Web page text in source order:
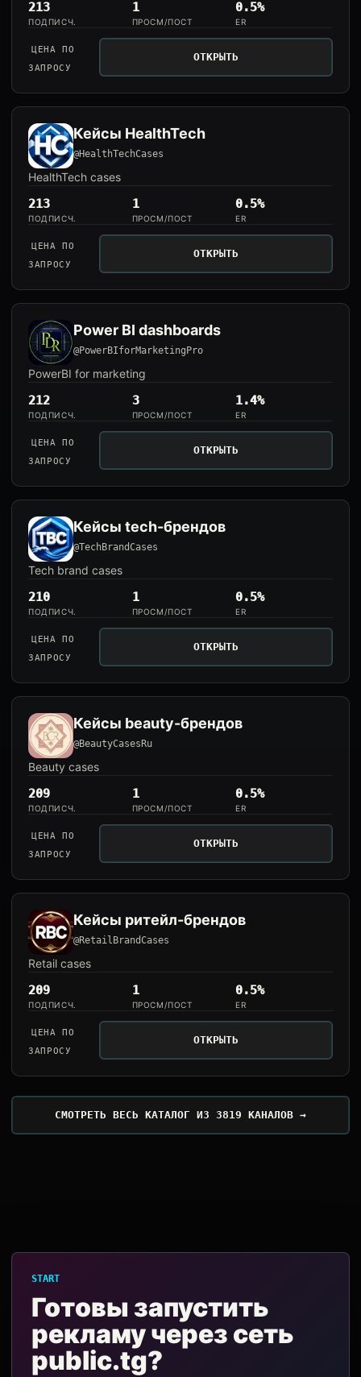
213
ПОДПИСЧ.
1
ПРОСМ/ПОСТ
0.5%
ER
ЦЕНА ПО
ЗАПРОСУ
ОТКРЫТЬ
Кейсы HealthTech
@HealthTechCases
HealthTech cases
213
ПОДПИСЧ.
1
ПРОСМ/ПОСТ
0.5%
ER
ЦЕНА ПО
ЗАПРОСУ
ОТКРЫТЬ
Power BI dashboards
@PowerBIforMarketingPro
PowerBI for marketing
212
ПОДПИСЧ.
3
ПРОСМ/ПОСТ
1.4%
ER
ЦЕНА ПО
ЗАПРОСУ
ОТКРЫТЬ
Кейсы tech-брендов
@TechBrandCases
Tech brand cases
210
ПОДПИСЧ.
1
ПРОСМ/ПОСТ
0.5%
ER
ЦЕНА ПО
ЗАПРОСУ
ОТКРЫТЬ
Кейсы beauty-брендов
@BeautyCasesRu
Beauty cases
209
ПОДПИСЧ.
1
ПРОСМ/ПОСТ
0.5%
ER
ЦЕНА ПО
ЗАПРОСУ
ОТКРЫТЬ
Кейсы ритейл-брендов
@RetailBrandCases
Retail cases
209
ПОДПИСЧ.
1
ПРОСМ/ПОСТ
0.5%
ER
ЦЕНА ПО
ЗАПРОСУ
ОТКРЫТЬ
СМОТРЕТЬ ВЕСЬ КАТАЛОГ ИЗ 3819 КАНАЛОВ →
START
Готовы запустить
рекламу через сеть
public.tg?